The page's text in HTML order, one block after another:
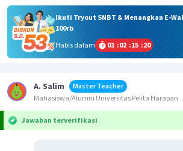
Ikuti Tryout SNBT & Menangkan E-
100rb
Habis dalam
01 :02 :15 :20
A. Salim
Master Teacher
Mahasiswa/Alumni Universitas Pelita Harapan
Jawaban terverifikasi